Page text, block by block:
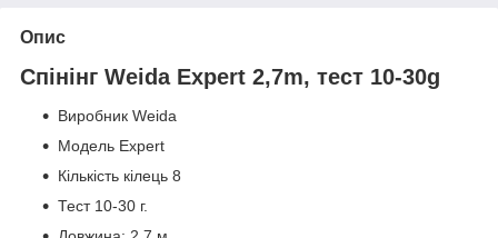
Опис
Спінінг Weida Expert 2,7m, тест 10-30g
Виробник Weida
Модель Expert
Кількість кілець 8
Тест 10-30 г.